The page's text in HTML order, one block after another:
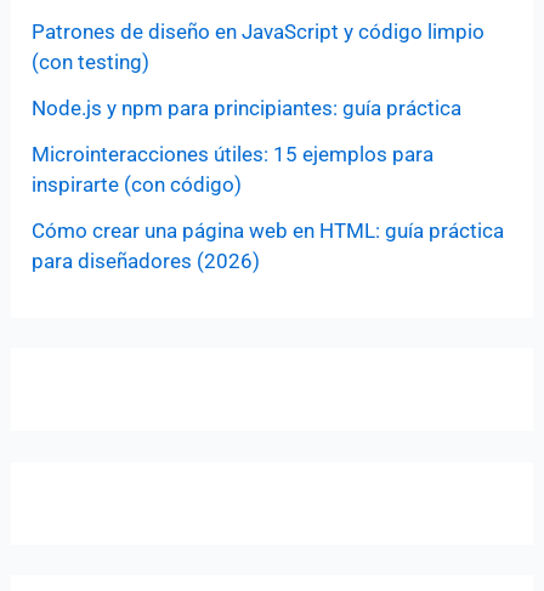
Patrones de diseño en JavaScript y código limpio
(con testing)
Node.js y npm para principiantes: guía práctica
Microinteracciones útiles: 15 ejemplos para
inspirarte (con código)
Cómo crear una página web en HTML: guía práctica
para diseñadores (2026)